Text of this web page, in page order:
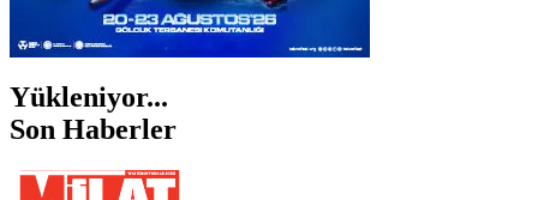
Yükleniyor...
Son Haberler